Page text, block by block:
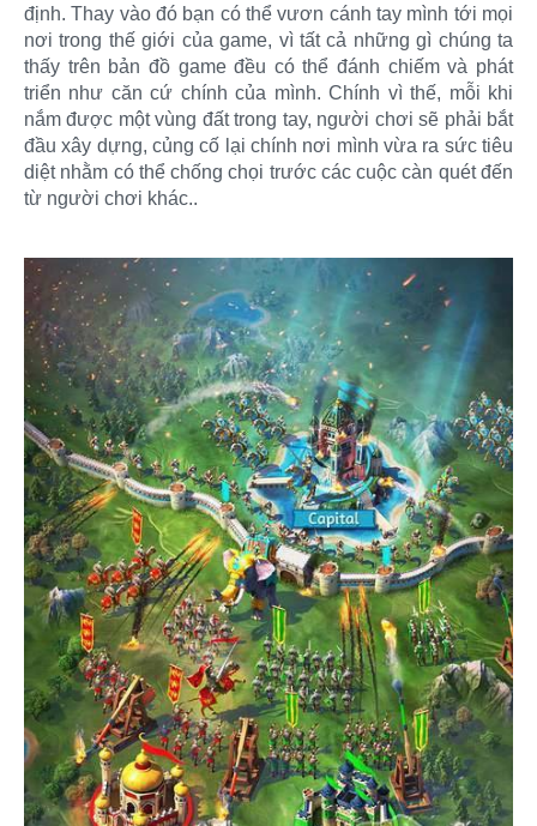
định. Thay vào đó bạn có thể vươn cánh tay mình tới mọi
nơi trong thế giới của game, vì tất cả những gì chúng ta
thấy trên bản đồ game đều có thể đánh chiếm và phát
triển như căn cứ chính của mình. Chính vì thế, mỗi khi
nắm được một vùng đất trong tay, người chơi sẽ phải bắt
đầu xây dựng, củng cố lại chính nơi mình vừa ra sức tiêu
diệt nhằm có thể chống chọi trước các cuộc càn quét đến
từ người chơi khác..